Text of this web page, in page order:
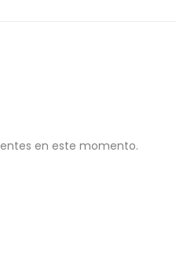
en este momento.